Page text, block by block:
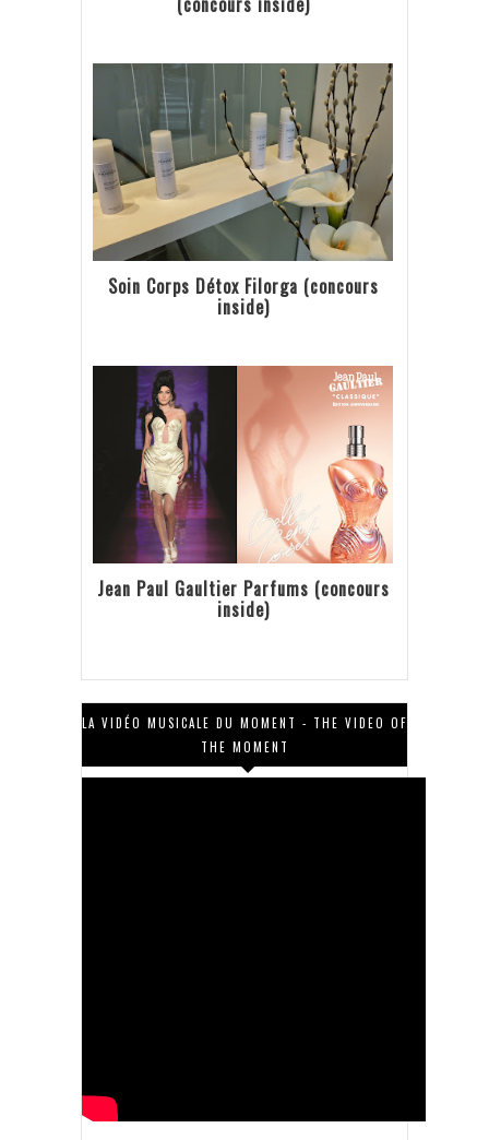
Soin Corps Détox Filorga (concours
inside)
Jean Paul Gaultier Parfums (concours
inside)
LA VIDÉO MUSICALE DU MOMENT - THE VIDEO OF
THE MOMENT